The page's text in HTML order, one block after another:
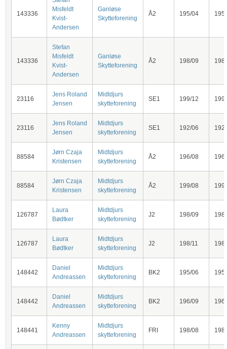
143336
Misfeldt
Kvist-
Andersen
Ganløse
Skytteforening
Å2 195/04 195
143336
Stefan
Misfeldt
Kvist-
Andersen
Ganløse
Skytteforening
Å2 198/09 198
23116
Jens Roland
Jensen
Midtdjurs
skytteforening
SE1 199/12 199
23116
Jens Roland
Jensen
Midtdjurs
skytteforening
SE1 192/06 192
88584
Jørn Czaja
Kristensen
Midtdjurs
skytteforening
Å2 196/08 196
88584
Jørn Czaja
Kristensen
Midtdjurs
skytteforening
Å2 199/08 199
126787
Laura
Bødtker
Midtdjurs
skytteforening
J2 198/09 198
126787
Laura
Bødtker
Midtdjurs
skytteforening
J2 198/11 198
148442
Daniel
Andreassen
Midtdjurs
skytteforening
BK2 195/06 195
148442
Daniel
Andreassen
Midtdjurs
skytteforening
BK2 196/09 196
148441
Kenny
Andreassen
Midtdjurs
skytteforening
FRI 198/08 198